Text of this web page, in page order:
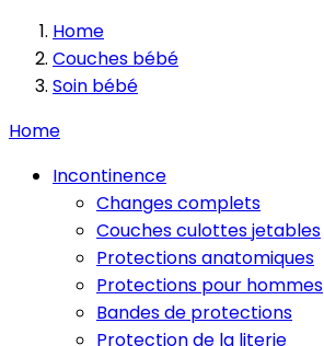
Home
Couches bébé
Soin bébé
Home
Incontinence
Changes complets
Couches culottes jetables
Protections anatomiques
Protections pour hommes
Bandes de protections
Protection de la literie